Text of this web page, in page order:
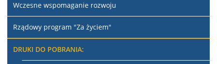
Wczesne wspomaganie rozwoju
Rządowy program "Za życiem"
DRUKI DO POBRANIA: